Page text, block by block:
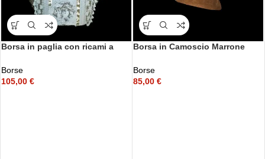
Borsa in paglia con ricami a
Borse
105,00 €
Borsa in Camoscio Marrone
Borse
85,00 €